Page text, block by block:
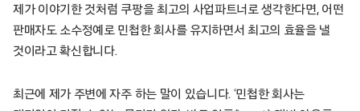
제가 이야기한 것처럼 쿠팡을 최고의 사업파트너로 생각한다면, 어떤
판매자도 소수정예로 민첩한 회사를 유지하면서 최고의 효율을 낼
것이라고 확신합니다.
최근에 제가 주변에 자주 하는 말이 있습니다. ‘민첩한 회사는